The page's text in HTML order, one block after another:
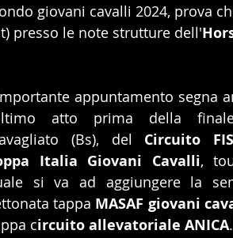
giovani cavalli 2024, prova
presso le note strutture dell'
appuntamento segna
atto prima della
(Bs), del Circuito
Italia Giovani Cavalli,
si va ad aggiungere la
tappa MASAF giovani
circuito allevatoriale ANICA.